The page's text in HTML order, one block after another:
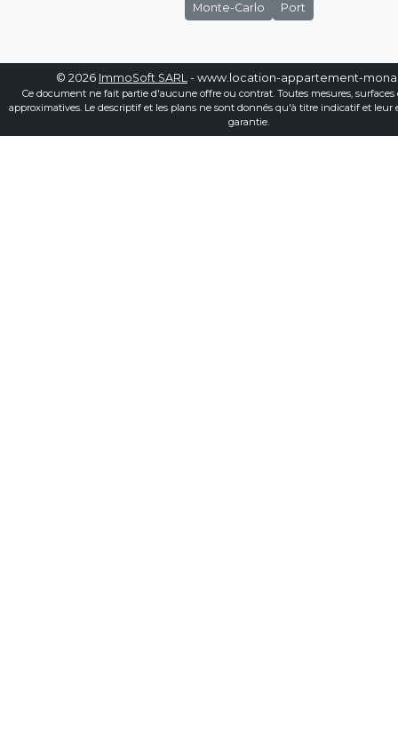
Monte-Carlo
Port
© 2026 ImmoSoft SARL - www.location-appartement-
Ce document ne fait partie d'aucune offre ou contrat. Toutes mesures, surfaces
approximatives. Le descriptif et les plans ne sont donnés qu'à titre indicatif et leur
garantie.